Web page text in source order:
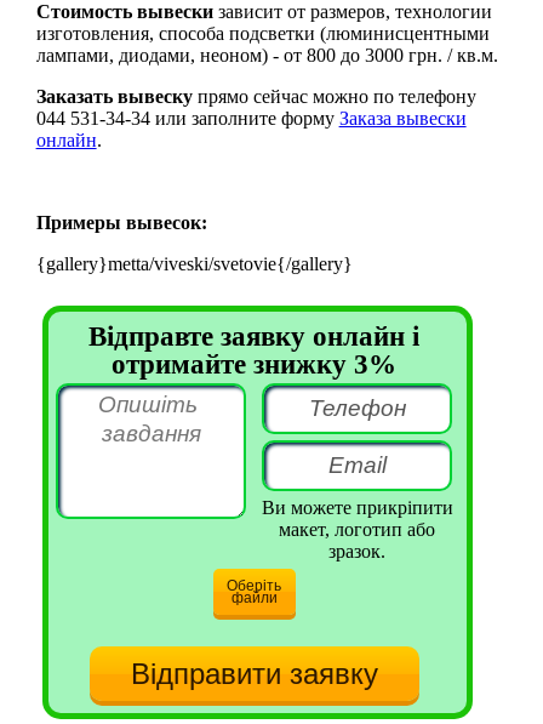
Стоимость вывески зависит от размеров, технологии
изготовления, способа подсветки (люминисцентными
лампами, диодами, неоном) - от 800 до 3000 грн. / кв.м.
Заказать вывескупрямо сейчас можно по телефону
044 531-34-34 или заполните форму Заказа вывески
онлайн.
Примеры вывесок:
{gallery}metta/viveski/svetovie{/gallery}
Відправте заявку онлайн і
отримайте знижку 3%
Ви можете прикріпити
макет, логотип або
зразок.
Оберіть
файли